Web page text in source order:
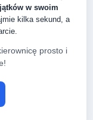
w swoim
kilka sekund, a
prosto i